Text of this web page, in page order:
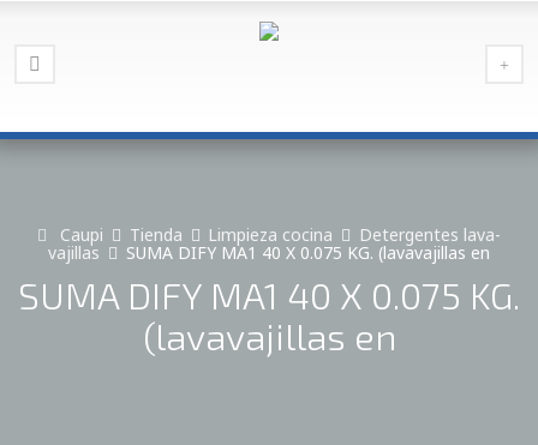
Caupi Tienda Limpieza cocina Detergentes lava-
vajillas SUMA DIFY MA1 40 X 0.075 KG. (lavavajillas en
SUMA DIFY MA1 40 X 0.075 KG.
(lavavajillas en